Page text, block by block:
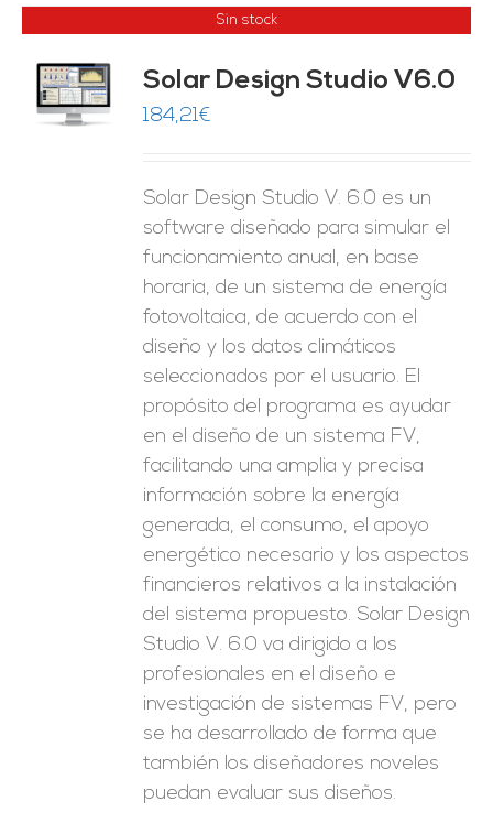
Sin stock
Solar Design Studio V6.0
184,21€
Solar Design Studio V. 6.0 es un
software diseñado para simular el
funcionamiento anual, en base
horaria, de un sistema de energía
fotovoltaica, de acuerdo con el
diseño y los datos climáticos
seleccionados por el usuario. El
propósito del programa es ayudar
en el diseño de un sistema FV,
facilitando una amplia y precisa
información sobre la energía
generada, el consumo, el apoyo
energético necesario y los aspectos
financieros relativos a la instalación
del sistema propuesto. Solar Design
Studio V. 6.0 va dirigido a los
profesionales en el diseño e
investigación de sistemas FV, pero
se ha desarrollado de forma que
también los diseñadores noveles
puedan evaluar sus diseños.